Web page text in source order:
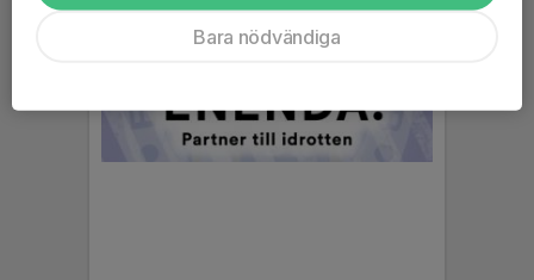
Bara nödvändiga